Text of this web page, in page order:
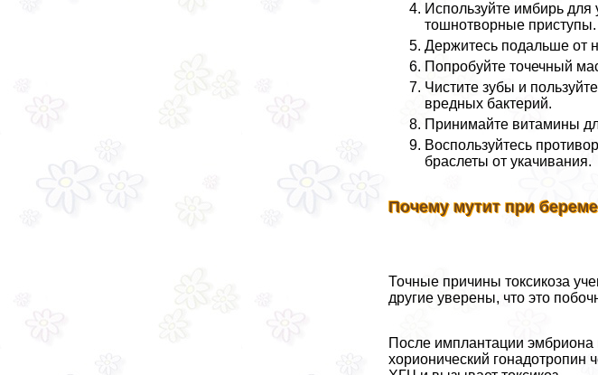
Используйте имбирь
тошнотворные приступы.
Держитесь подальше от
Попробуйте точечный
Чистите зубы и
вредных бактерий.
Принимайте витамины
Воспользуйтесь
браслеты от укачивания.
Почему мутит при
Точные причины токсикоза
другие уверены, что это
После имплантации
хорионический гонадотропин